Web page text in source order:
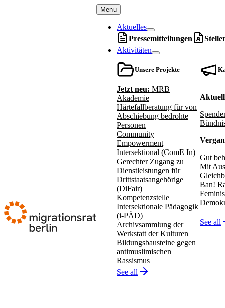
Menu
Aktuelles
Pressemitteilungen
Aktivitäten
Unsere Projekte
Jetzt neu: MRB
Akademie
Härtefallberatung für von
Abschiebung bedrohte
Personen
Community
Empowerment
Intersektional (ComE In)
Gerechter Zugang zu
Dienstleistungen für
Drittstaatsangehörige
(DiFair)
Kompetenzstelle
Intersektionale Pädagogik
(i-PÄD)
Archivsammlung der
Werkstatt der Kulturen
Bildungsbausteine gegen
antimuslimischen
Rassismus
See all
Gut
Mit
Ban!
See all